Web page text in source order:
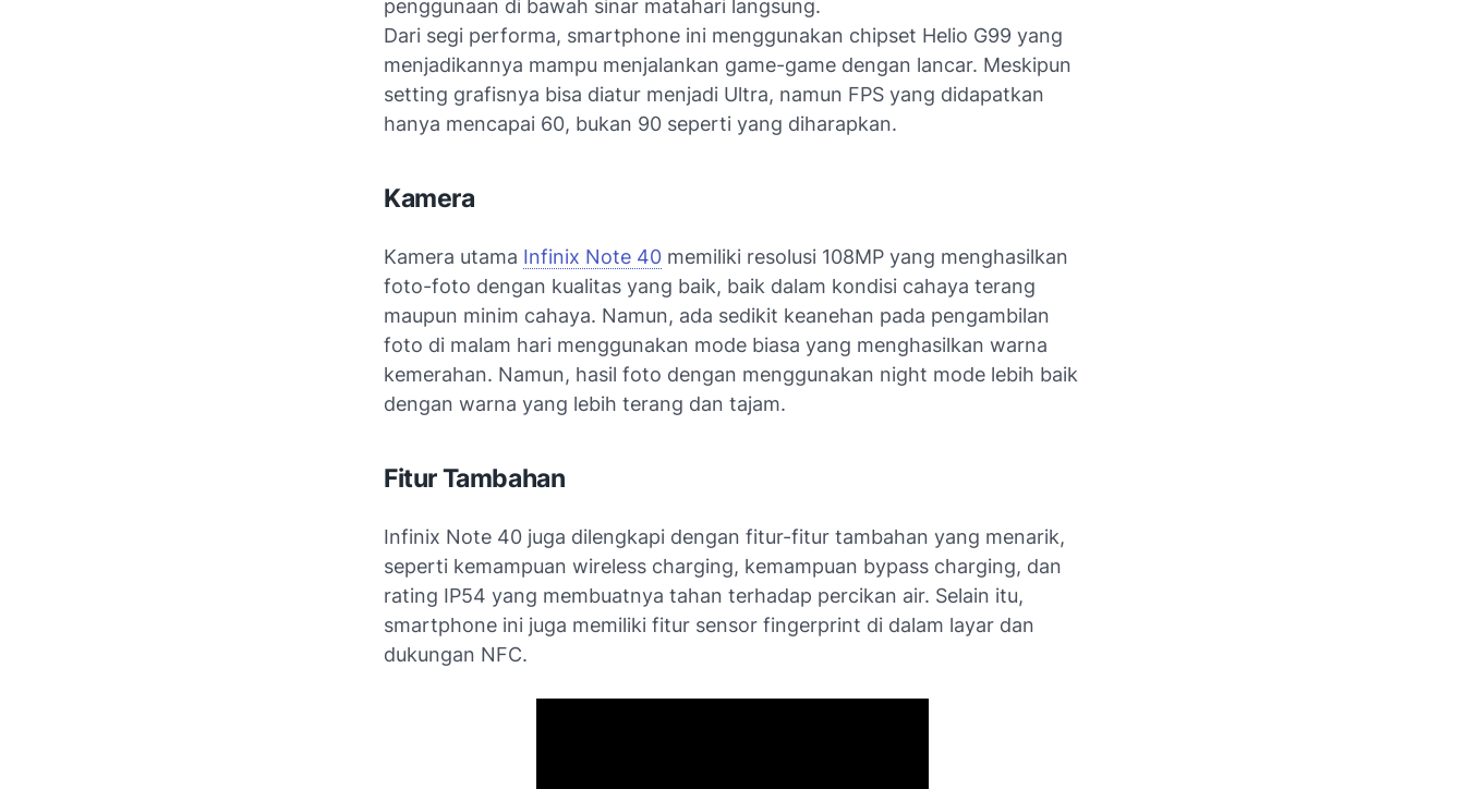
penggunaan di bawah sinar matahari langsung.
Dari segi performa, smartphone ini menggunakan chipset Helio G99 yang
menjadikannya mampu menjalankan game-game dengan lancar. Meskipun
setting grafisnya bisa diatur menjadi Ultra, namun FPS yang didapatkan
hanya mencapai 60, bukan 90 seperti yang diharapkan.
Kamera
Kamera utama Infinix Note 40 memiliki resolusi 108MP yang menghasilkan
foto-foto dengan kualitas yang baik, baik dalam kondisi cahaya terang
maupun minim cahaya. Namun, ada sedikit keanehan pada pengambilan
foto di malam hari menggunakan mode biasa yang menghasilkan warna
kemerahan. Namun, hasil foto dengan menggunakan night mode lebih baik
dengan warna yang lebih terang dan tajam.
Fitur Tambahan
Infinix Note 40 juga dilengkapi dengan fitur-fitur tambahan yang menarik,
seperti kemampuan wireless charging, kemampuan bypass charging, dan
rating IP54 yang membuatnya tahan terhadap percikan air. Selain itu,
smartphone ini juga memiliki fitur sensor fingerprint di dalam layar dan
dukungan NFC.